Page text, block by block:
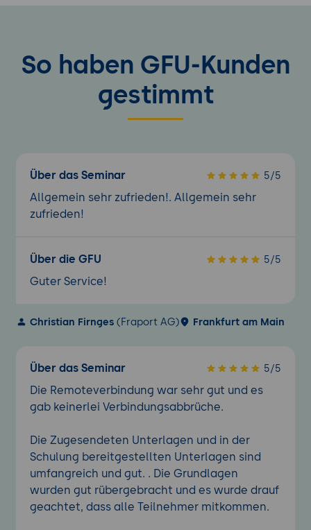
So haben GFU-Kunden
gestimmt
Über das Seminar 5/5
Allgemein sehr zufrieden!. Allgemein sehr
zufrieden!
Über die GFU 5/5
Guter Service!
Christian Firnges(Fraport AG) Frankfurt am Main
Über das Seminar 5/5
Die Remoteverbindung war sehr gut und es
gab keinerlei Verbindungsabbrüche.
Die Zugesendeten Unterlagen und in der
Schulung bereitgestellten Unterlagen sind
umfangreich und gut. . Die Grundlagen
wurden gut rübergebracht und es wurde drauf
geachtet, dass alle Teilnehmer mitkommen.